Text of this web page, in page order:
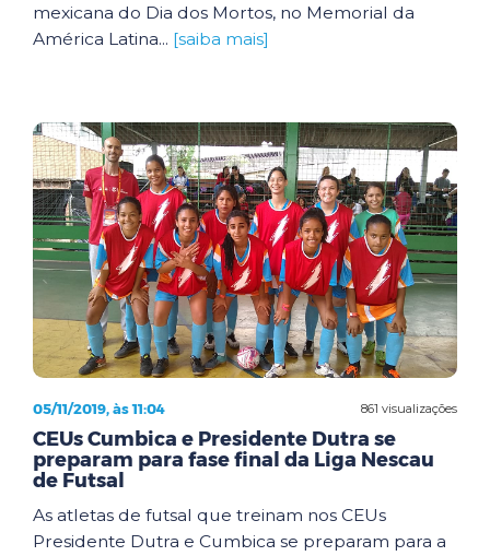
mexicana do Dia dos Mortos, no Memorial da
América Latina... [saiba mais]
861 visualizações
05/11/2019, às 11:04
CEUs Cumbica e Presidente Dutra se
preparam para fase final da Liga Nescau
de Futsal
As atletas de futsal que treinam nos CEUs
Presidente Dutra e Cumbica se preparam para a